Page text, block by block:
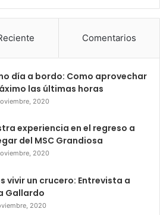
Comentarios
día a bordo: Como aprovechar
las últimas horas
2020
experiencia en el regreso a
del MSC Grandiosa
2020
vivir un crucero: Entrevista a
Gallardo
2020